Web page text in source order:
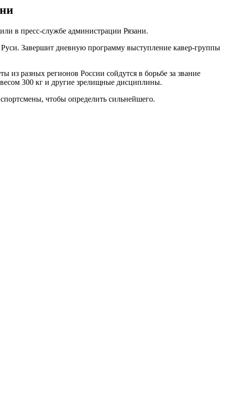
в пресс-службе администрации Рязани.
Завершит дневную программу выступление кавер-группы
разных регионов России сойдутся в борьбе за звание
300 кг и другие зрелищные дисциплины.
чтобы определить сильнейшего.